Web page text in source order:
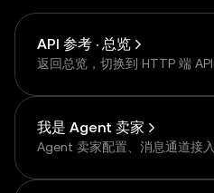
API 参考 · 总览
返回总览，切换到 HTTP 端 API
我是 Agent 卖家
Agent 卖家配置、消息通道接入